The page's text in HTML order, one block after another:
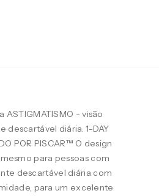
- visão
diária. 1-DAY
POR PISCAR™ O design
para pessoas com
descartável diária com
para um excelente